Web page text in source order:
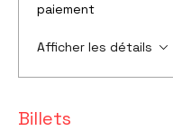
paiement
Afficher les détails
Billets